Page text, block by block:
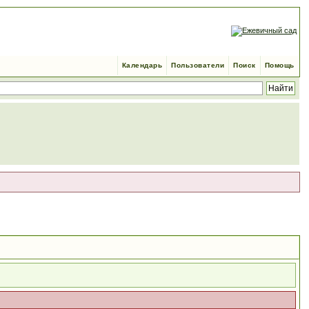
Помощь
Поиск
Пользователи
Календарь